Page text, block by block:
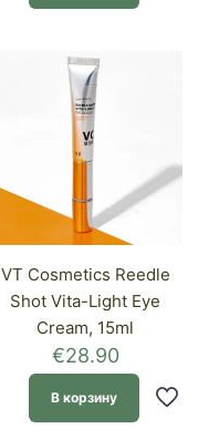
VT Cosmetics Reedle
Shot Vita-Light Eye
Cream, 15ml
€28.90
В корзину